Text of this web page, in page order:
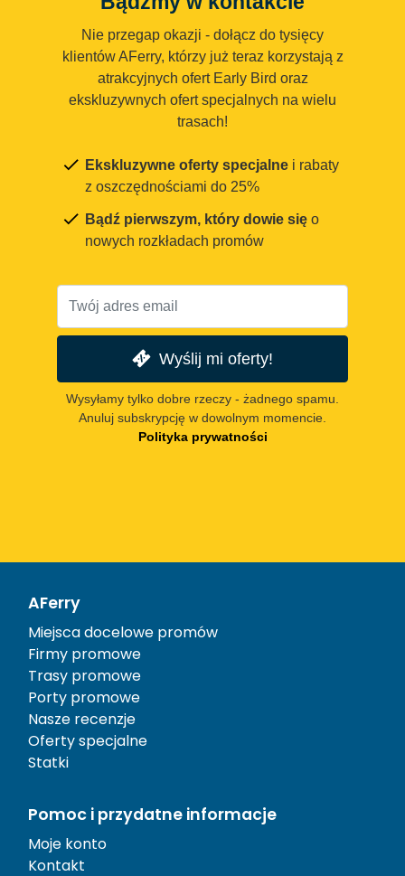
Nie przegap okazji - dołącz do tysięcy
klientów AFerry, którzy już teraz korzystają z
atrakcyjnych ofert Early Bird oraz
ekskluzywnych ofert specjalnych na wielu
trasach!
Ekskluzywne oferty specjalne i rabaty
z oszczędnościami do 25%
Bądź pierwszym, który dowie się o
nowych rozkładach promów
Wyślij mi oferty!
Wysyłamy tylko dobre rzeczy - żadnego spamu.
Anuluj subskrypcję w dowolnym momencie.
Polityka prywatności
AFerry
Miejsca docelowe promów
Firmy promowe
Trasy promowe
Porty promowe
Nasze recenzje
Oferty specjalne
Statki
Pomoc i przydatne informacje
Moje konto
Kontakt